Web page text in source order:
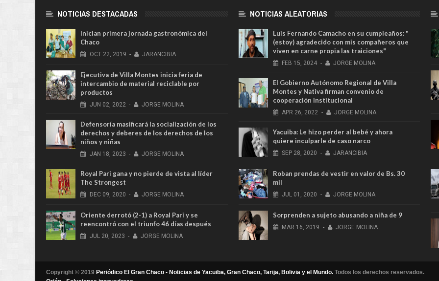
NOTICIAS DESTACADAS
Inician primera jornada gastronómica del
Chaco
OCT 22, 2019 - JARANCIBIA
Ejecutiva de Villa Montes inicia feria de
intercambio de material reciclable por
productos
JUN 02, 2022 - JORGE MOLINA
Defensoría masificará la socialización de los
derechos y deberes de los derechos de los
niños y niñas
JAN 18, 2023 - JORGE MOLINA
Royal Pari gana y no pierde de vista al líder
The Strongest
DEC 09, 2020 - JORGE MOLINA
Oriente derrotó (2-1) a Royal Pari y se
reencontró con el triunfo 46 días después
JUL 20, 2023 - JORGE MOLINA
NOTICIAS ALEATORIAS
Luis Fernando Camacho en su cumpleaños: "
(estoy) agradecido con mis compañeros que
viven en carne propia las traiciones"
FEB 15, 2024 - JORGE MOLINA
El Gobierno Autónomo Regional de Villa
Montes y Nativa firman convenio de
cooperación institucional
APR 26, 2022 - JORGE MOLINA
Yacuiba: Le hizo perder al bebé y ahora
quiere inculparle de caso narco
SEP 28, 2020 - JARANCIBIA
Roban prendas de vestir en valor de Bs. 30
mil
JUL 01, 2020 - JORGE MOLINA
Sorprenden a sujeto abusando a niña de 9
MAR 16, 2019 - JORGE MOLINA
Copyright © 2019 Periódico El Gran Chaco - Noticias de Yacuiba, Gran Chaco, Tarija, Bolivia y el Mundo. Todos los derechos reservados.